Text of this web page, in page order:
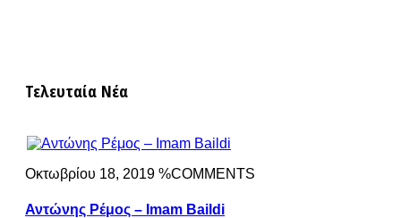
Τελευταία Νέα
Οκτωβρίου 18, 2019 %COMMENTS
Αντώνης Ρέμος – Imam Baildi